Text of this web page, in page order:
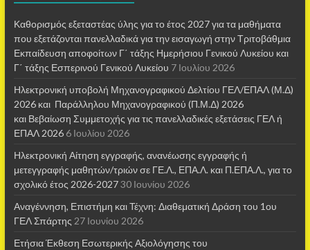
Καθορισμός εξεταστέας ύλης για το έτος 2027 για τα μαθήματα
που εξετάζονται πανελλαδικά για την εισαγωγή στην Τριτοβάθμια
Εκπαίδευση αποφοίτων Γ΄ τάξης Ημερήσιου Γενικού Λυκείου και
Γ΄ τάξης Εσπερινού Γενικού Λυκείου 7 Ιουλίου 2026
Ηλεκτρονική υποβολή Μηχανογραφικού Δελτίου ΓΕΛ/ΕΠΑΛ (Μ.Δ)
2026 και Παράλληλου Μηχανογραφικού (Π.Μ.Δ) 2026
και Βεβαίωση Συμμετοχής για τις πανελλαδικές εξετάσεις ΓΕΛ ή
ΕΠΑΛ 2026 6 Ιουλίου 2026
Ηλεκτρονική Αίτηση εγγραφής, ανανέωσης εγγραφής ή
μετεγγραφής μαθητών/τριών σε ΓΕ.Λ., ΕΠΑ.Λ. και Π.ΕΠΑ.Λ., για το
σχολικό έτος 2026-202730 Ιουνίου 2026
Αναγέννηση, Επιστήμη και Τέχνη: Διαθεματική Δράση του 1ου
ΓΕΛ Σπάρτης 27 Ιουνίου 2026
Ετήσια Έκθεση Εσωτερικής Αξιολόγησης του